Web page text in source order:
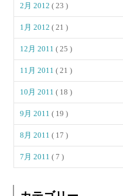
2月 2012( 23 )
1月 2012( 21 )
12月 2011( 25 )
11月 2011( 21 )
10月 2011( 18 )
9月 2011( 19 )
8月 2011( 17 )
7月 2011( 7 )